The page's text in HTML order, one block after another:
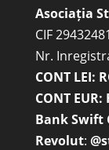
Asociația
CIF 29432481
Nr.
CONT LEI:
CONT EUR:
Bank Swift
Revolut: